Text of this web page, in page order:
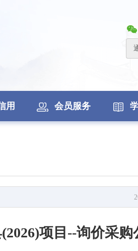
用 会员服务
项目--询价采购